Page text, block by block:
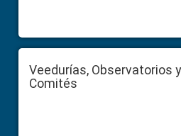
Veedurías, Observatorios y
Comités